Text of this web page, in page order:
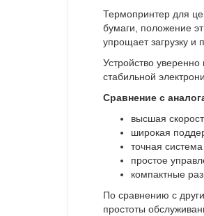
Термопринтер для
бумаги, положение
упрощает загрузку и
Устройство
стабильной
Сравнение с
высшая
широкая
точная
простое
компактные
По сравнению с
простоты